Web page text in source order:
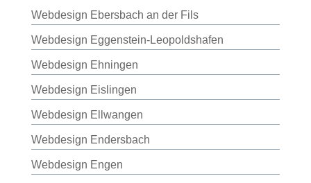
Webdesign Ebersbach an der Fils
Webdesign Eggenstein-Leopoldshafen
Webdesign Ehningen
Webdesign Eislingen
Webdesign Ellwangen
Webdesign Endersbach
Webdesign Engen